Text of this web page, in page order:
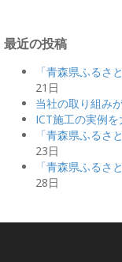
最近の投稿
「青森県ふるさ
21日
当社の取り組み
ICT施工の実例を
「青森県ふるさ
23日
「青森県ふるさ
28日